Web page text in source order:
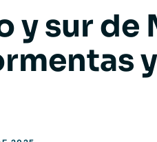
y sur de